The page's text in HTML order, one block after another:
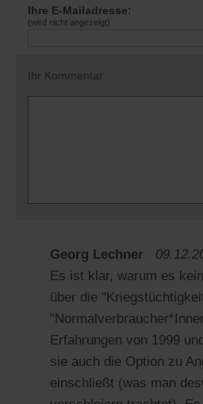
Ihre E-Mailadresse:
(wird nicht angezeigt)
Ihr Kommentar
Georg Lechner
Es ist klar, warum es
über die
Erfahrungen von 1999
sie auch die Option zu
einschließt (was man